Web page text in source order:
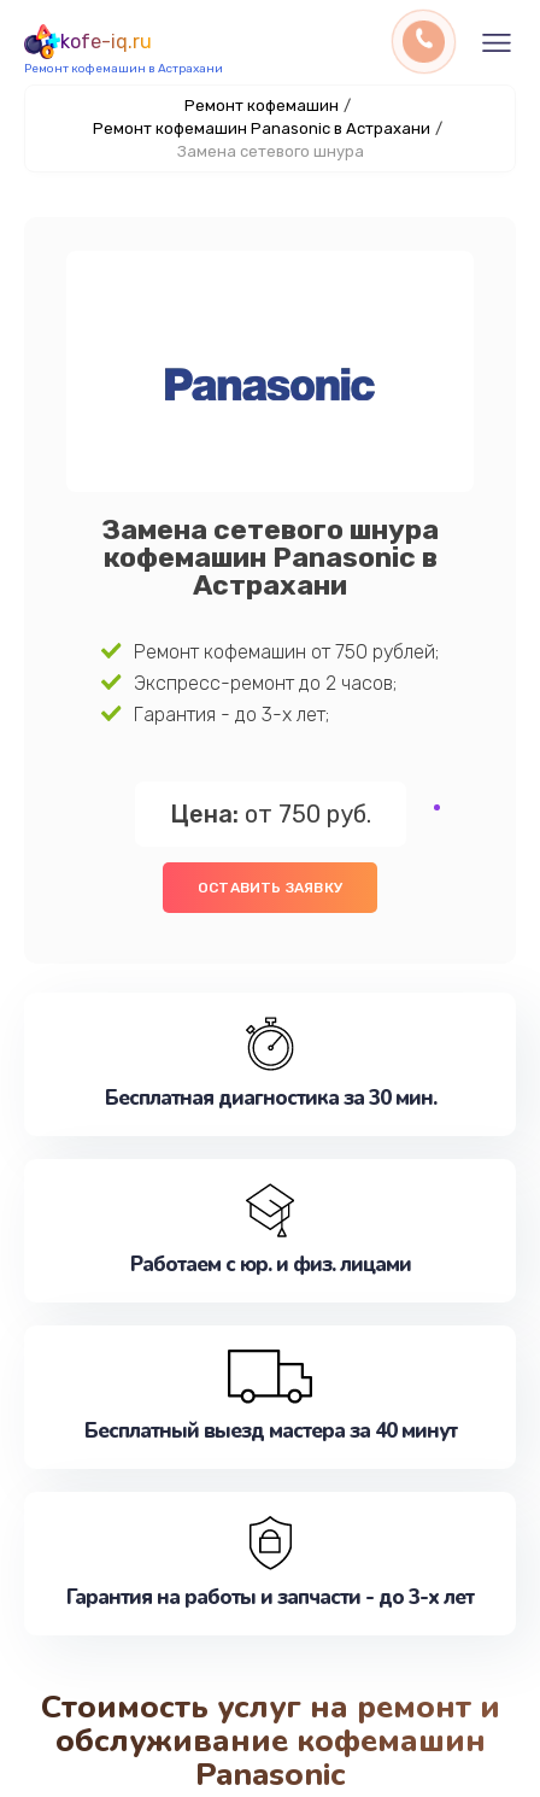
kofe-iq.ru
Ремонт кофемашин в Астрахани
Ремонт кофемашин /
Ремонт кофемашин Panasonic в Астрахани /
Замена сетевого шнура
Замена сетевого шнура
кофемашин Panasonic в
Астрахани
Ремонт кофемашин от 750 рублей;
Экспресс-ремонт до 2 часов;
Гарантия - до 3-х лет;
Цена: от 750 руб.
ОСТАВИТЬ ЗАЯВКУ
Бесплатная диагностика за 30 мин.
Работаем с юр. и физ. лицами
Бесплатный выезд мастера за 40 минут
Гарантия на работы и запчасти - до 3-х лет
Стоимость услуг на ремонт и
обслуживание кофемашин
Panasonic